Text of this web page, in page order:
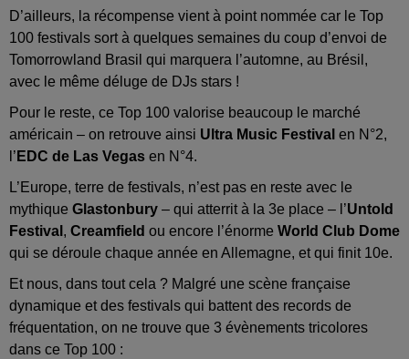
D’ailleurs, la récompense vient à point nommée car le Top
100 festivals sort à quelques semaines du coup d’envoi de
Tomorrowland Brasil qui marquera l’automne, au Brésil,
avec le même déluge de DJs stars !
Pour le reste, ce Top 100 valorise beaucoup le marché
américain – on retrouve ainsi Ultra Music Festival en N°2,
l’ EDC de Las Vegas en N°4.
L’Europe, terre de festivals, n’est pas en reste avec le
mythique Glastonbury – qui atterrit à la 3e place – l’Untold
Festival , Creamfield ou encore l’énorme World Club Dome
qui se déroule chaque année en Allemagne, et qui finit 10e.
Et nous, dans tout cela ? Malgré une scène française
dynamique et des festivals qui battent des records de
fréquentation, on ne trouve que 3 évènements tricolores
dans ce Top 100 :